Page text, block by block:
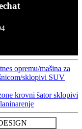
opremu/mašina za
sklopivi SUV
krovni šator sklopivi